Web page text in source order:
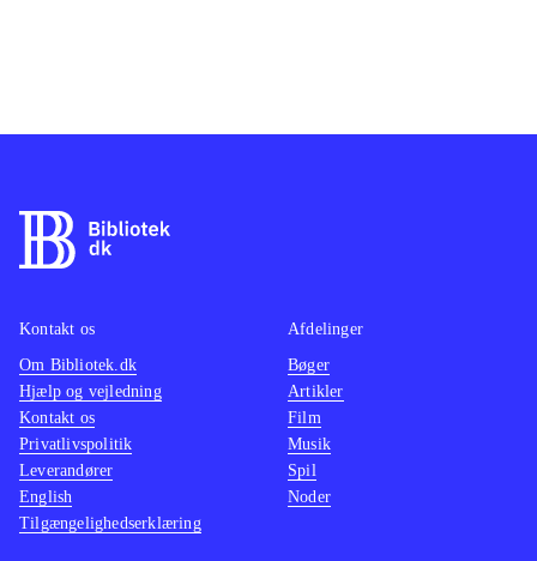
Kontakt os
Om Bibliotek.dk
Hjælp og vejledning
Kontakt os
Privatlivspolitik
Leverandører
English
Tilgængelighedserklæring
Afdelinger
Bøger
Artikler
Film
Musik
Spil
Noder